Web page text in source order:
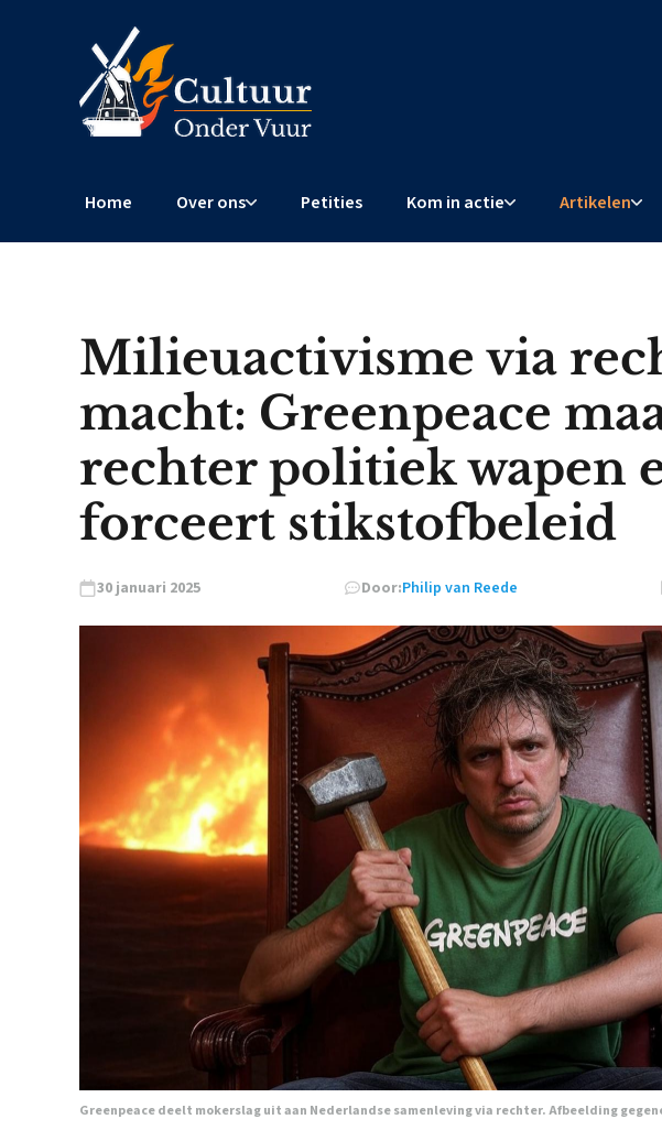
Home Over ons Petities Kom in actie Artikelen
Milieuactivisme via
macht: Greenpeace
rechter politiek wapen
forceert stikstofbeleid
30 januari 2025 Door:Philip van Reede
Greenpeace deelt mokerslag uit aan Nederlandse samenleving via rechter. Afbeelding